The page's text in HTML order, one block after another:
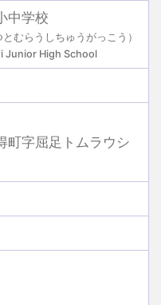
中学校
むらうしちゅうがっこう）
Junior High School
町字屈足トムラウシ